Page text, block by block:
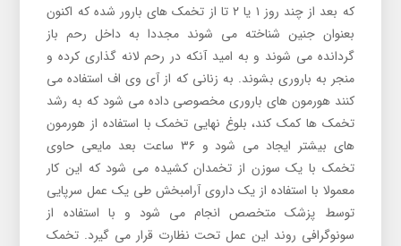
که بعد از چند روز ۱ یا ۲ تا از تخمک های بارور شده که اکنون
بعنوان جنین شناخته می شوند مجددا به داخل رحم باز
گردانده می شوند و به امید آنکه در رحم لانه گذاری کرده و
منجر به باروری بشوند. به زنانی که از آی وی اف استفاده می
کنند هورمون های باروری مخصوصی داده می شود که به رشد
تخمک ها کمک کند، بلوغ نهایی تخمک با استفاده از هورمون
های بیشتر ایجاد می شود و ۳۶ ساعت بعد مایعی حاوی
تخمک با یک سوزن از تخمدان کشیده می شود که این کار
معمولا با استفاده از یک داروی آرامبخش طی یک عمل سرپایی
توسط پزشک متخصص انجام می شود و با استفاده از
سونوگرافی روند این عمل تحت نظارت قرار می گیرد. تخمک